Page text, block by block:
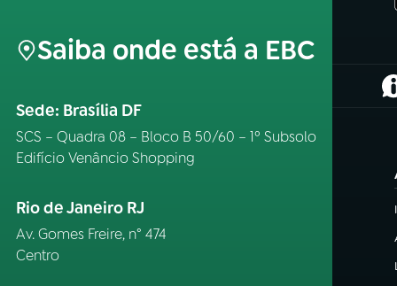
Saiba onde está a EBC
Sede: Brasília DF
SCS – Quadra 08 – Bloco B 50/60 – 1º Subsolo
Edifício Venâncio Shopping
Rio de Janeiro RJ
Av. Gomes Freire, n° 474
Centro